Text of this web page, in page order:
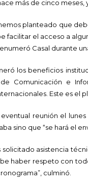
más de cinco meses,
planteado que
facilitar el acceso a
Casal durante
los beneficios
Comunicación e
Este es el
eventual reunión el
sino que “se hará el
solicitado asistencia
haber respeto con
culminó.